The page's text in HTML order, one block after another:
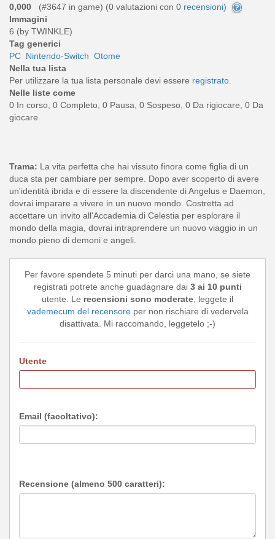
0,000
(#3647 in game) (0 valutazioni con 0 recensioni)
Immagini
6 (by TWINKLE)
Tag generici
PC Nintendo-Switch Otome
Nella tua lista
Per utilizzare la tua lista personale devi essere registrato.
Nelle liste come
0 In corso, 0 Completo, 0 Pausa, 0 Sospeso, 0 Da rigiocare, 0 Da
giocare
Trama: La vita perfetta che hai vissuto finora come figlia di un
duca sta per cambiare per sempre. Dopo aver scoperto di avere
un'identità ibrida e di essere la discendente di Angelus e Daemon,
dovrai imparare a vivere in un nuovo mondo. Costretta ad
accettare un invito all'Accademia di Celestia per esplorare il
mondo della magia, dovrai intraprendere un nuovo viaggio in un
mondo pieno di demoni e angeli.
Per favore spendete 5 minuti per darci una mano, se siete
registrati potrete anche guadagnare dai 3 ai 10 punti
utente. Le recensioni sono moderate, leggete il
vademecum del recensoreper non rischiare di vedervela
disattivata. Mi raccomando, leggetelo ;-)
Utente
Email (facoltativo):
Recensione (almeno 500 caratteri):